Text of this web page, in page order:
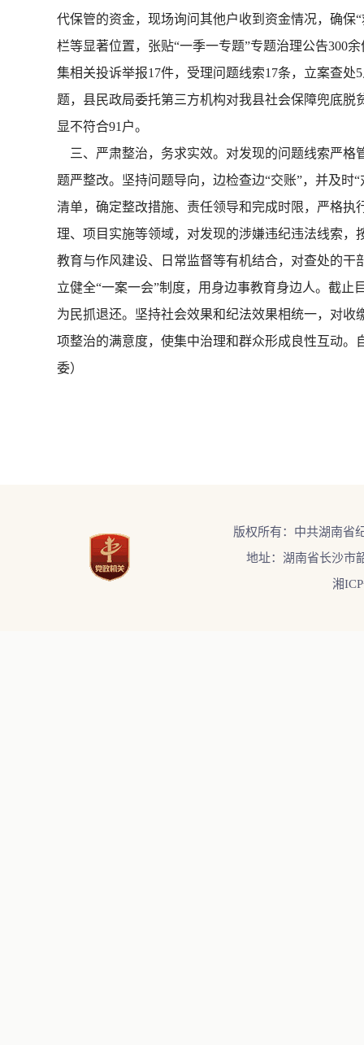
代保管的资金，现场询问其他户收到资金情况，确
栏等显著位置，张贴“一季一专题”专题治理公告300
集相关投诉举报17件，受理问题线索17条，立案查处
题，县民政局委托第三方机构对我县社会保障兜底脱
显不符合91户。
三、严肃整治，务求实效。对发现的问题线索严格
题严整改。坚持问题导向，边检查边“交账”，并及时
清单，确定整改措施、责任领导和完成时限，严格
理、项目实施等领域，对发现的涉嫌违纪违法线索
教育与作风建设、日常监督等有机结合，对查处的
立健全“一案一会”制度，用身边事教育身边人。截止
为民抓退还。坚持社会效果和纪法效果相统一，对
项整治的满意度，使集中治理和群众形成良性互动。
委）
版权所有：中共湖南省
地址：湖南省长沙市
湘